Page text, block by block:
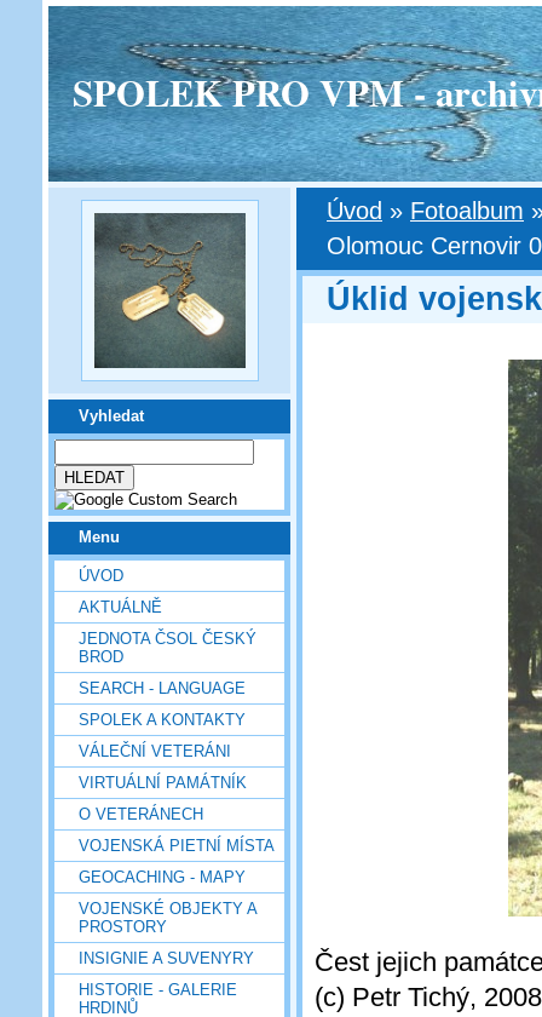
SPOLEK PRO VPM -
Vyhledat
Menu
ÚVOD
AKTUÁLNĚ
JEDNOTA ČSOL ČESKÝ
BROD
SEARCH - LANGUAGE
SPOLEK A KONTAKTY
VÁLEČNÍ VETERÁNI
VIRTUÁLNÍ PAMÁTNÍK
O VETERÁNECH
VOJENSKÁ PIETNÍ MÍSTA
GEOCACHING - MAPY
VOJENSKÉ OBJEKTY A
PROSTORY
INSIGNIE A SUVENYRY
HISTORIE - GALERIE
HRDINŮ
Úvod » Fotoalbum
Olomouc Cernovir
Úklid
Čest jejich
(c) Petr Tichý, 2008